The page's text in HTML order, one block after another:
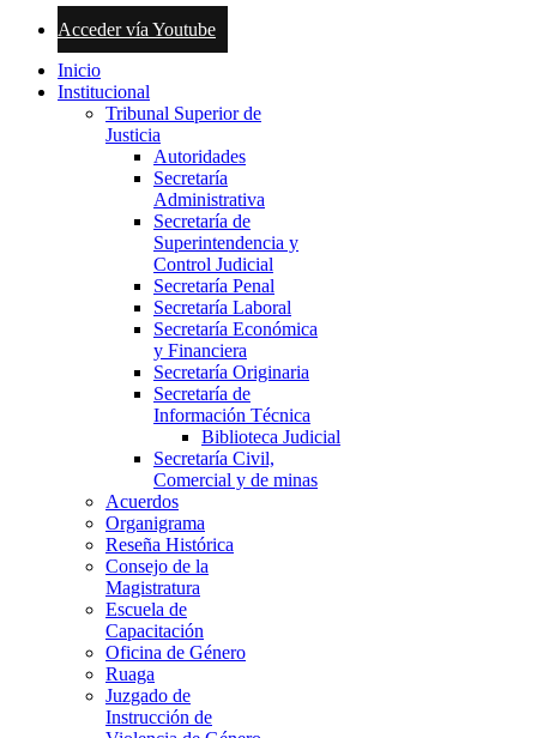
Acceder vía Youtube
Inicio
Institucional
Tribunal Superior de
Justicia
Autoridades
Secretaría
Administrativa
Secretaría de
Superintendencia y
Control Judicial
Secretaría Penal
Secretaría Laboral
Secretaría Económica
y Financiera
Secretaría Originaria
Secretaría de
Información Técnica
Biblioteca Judicial
Secretaría Civil,
Comercial y de minas
Acuerdos
Organigrama
Reseña Histórica
Consejo de la
Magistratura
Escuela de
Capacitación
Oficina de Género
Ruaga
Juzgado de
Instrucción de